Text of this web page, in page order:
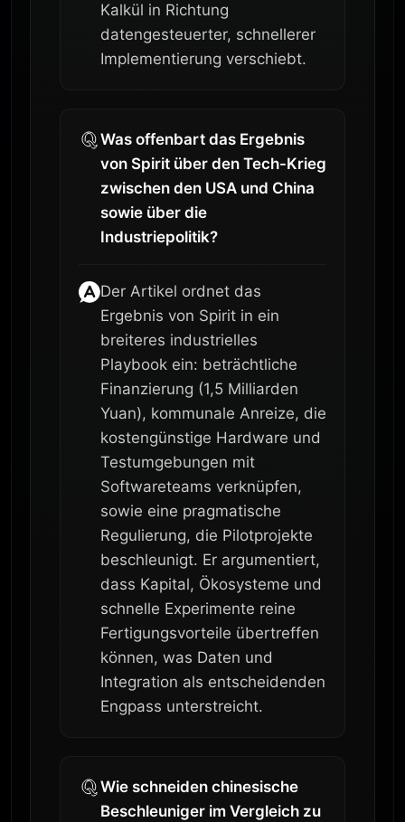
Kalkül in Richtung
datengesteuerter, schnellerer
Implementierung verschiebt.
Was offenbart das Ergebnis
von Spirit über den Tech-Krieg
zwischen den USA und China
sowie über die
Industriepolitik?
Der Artikel ordnet das
Ergebnis von Spirit in ein
breiteres industrielles
Playbook ein: beträchtliche
Finanzierung (1,5 Milliarden
Yuan), kommunale Anreize, die
kostengünstige Hardware und
Testumgebungen mit
Softwareteams verknüpfen,
sowie eine pragmatische
Regulierung, die Pilotprojekte
beschleunigt. Er argumentiert,
dass Kapital, Ökosysteme und
schnelle Experimente reine
Fertigungsvorteile übertreffen
können, was Daten und
Integration als entscheidenden
Engpass unterstreicht.
Wie schneiden chinesische
Beschleuniger im Vergleich zu